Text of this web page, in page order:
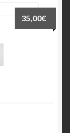
35,00€